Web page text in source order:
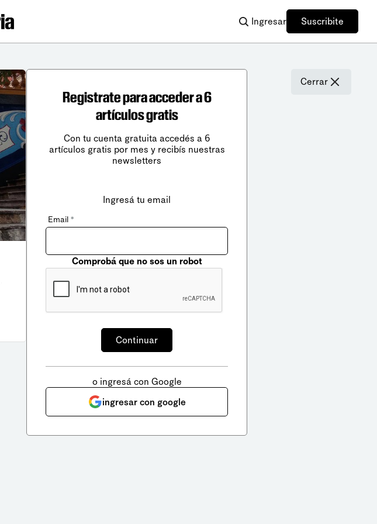
Ingresar Suscribite
Cerrar
Registrate para acceder a 6
artículos gratis
Con tu cuenta gratuita accedés a 6
artículos gratis por mes y recibís nuestras
newsletters
Ingresá tu email
Email *
Comprobá que no sos un robot
o ingresá con Google
ingresar con google